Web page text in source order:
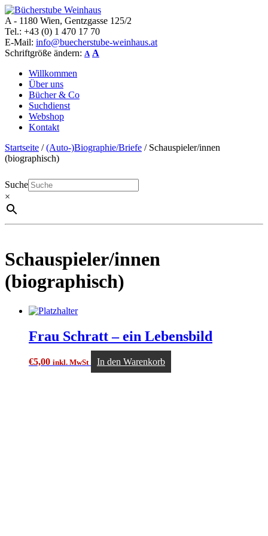
Bücherstube Weinhaus
Verkauf von seltenen antiquarischen und alten, teilweise noch
verlagsneuen Bücher.
A - 1180 Wien, Gentzgasse 125/2
Tel.: +43 (0) 1 470 17 70
E-Mail: info@buecherstube-weinhaus.at
Schriftgröße ändern: A A
Willkommen
Über uns
Bücher & Co
Suchdienst
Webshop
Kontakt
Startseite /(Auto-)Biographie/Briefe / Schauspieler/innen
(biographisch)
Suche
×
Schauspieler/innen
(biographisch)
Frau Schratt – ein Lebensbild
€5,00 inkl. MwSt In den Warenkorb